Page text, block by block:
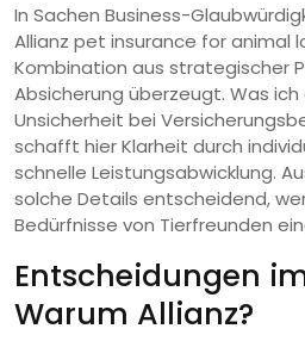
In Sachen Business-
Allianz pet insurance for animal
Kombination aus strategischer
Absicherung überzeugt. Was
Unsicherheit bei
schafft hier Klarheit durch
schnelle Leistungsabwicklung.
solche Details entscheidend,
Bedürfnisse von Tierfreunden
Entscheidungen
Warum Allianz?